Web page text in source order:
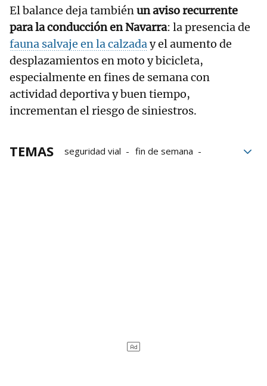
El balance deja tambiénun aviso recurrente
para la conducción en Navarra: la presencia de
fauna salvaje en la calzaday el aumento de
desplazamientos en moto y bicicleta,
especialmente en fines de semana con
actividad deportiva y buen tiempo,
incrementan el riesgo de siniestros.
TEMAS seguridad vial
fin de semana